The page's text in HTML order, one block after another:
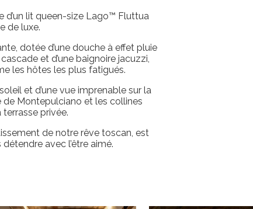
d’un lit queen-size Lago™ Fluttua
de luxe.
dotée d’une douche à effet pluie
et d’une baignoire jacuzzi,
les hôtes les plus fatigués.
et d’une vue imprenable sur la
de Montepulciano et les collines
privée.
de notre rêve toscan, est
avec l’être aimé.